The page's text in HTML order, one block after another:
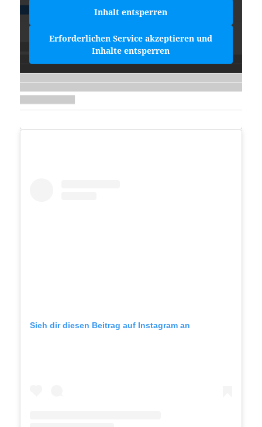
Inhalt entsperren
Erforderlichen Service akzeptieren und
Inhalte entsperren
Sieh dir diesen Beitrag auf Instagram an